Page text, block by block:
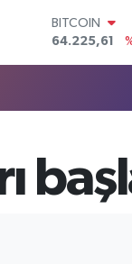
DOLAR
47,7143
64,2463
BİST100
13.799
%70
BITCOIN